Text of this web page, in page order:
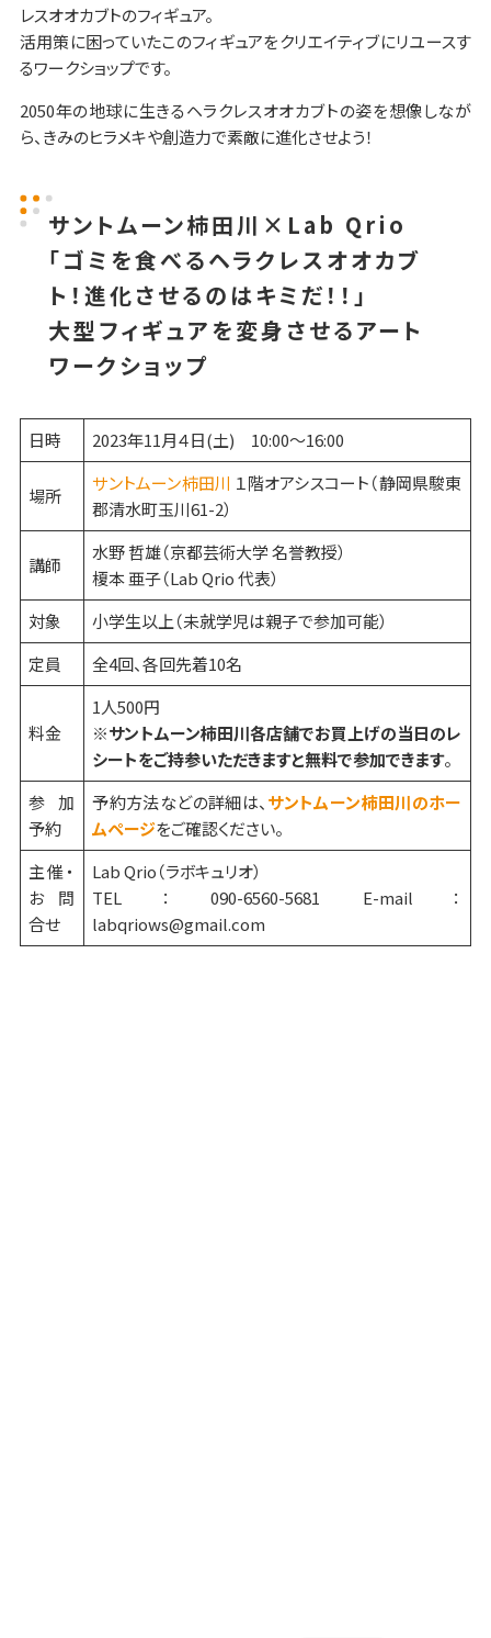
レスオオカブトのフィギュア。
活用策に困っていたこのフィギュアをクリエイティブにリユースす
るワークショップです。
2050年の地球に生きるヘラクレスオオカブトの姿を想像しなが
ら、きみのヒラメキや創造力で素敵に進化させよう！
サントムーン柿田川×Lab Qrio
「ゴミを食べるヘラクレスオオカブ
ト！進化させるのはキミだ！！」
大型フィギュアを変身させるアート
ワークショップ
日時 2023年11月４日(土) 10:00～16:00
場所
サントムーン柿田川 １階オアシスコート（静岡県駿東
郡清水町玉川61-2）
講師
水野 哲雄（京都芸術大学 名誉教授）
榎本 亜子（Lab Qrio 代表）
対象
小学生以上（未就学児は親子で参加可能）
定員
全4回、各回先着10名
料金
1人500円
※サントムーン柿田川各店舗でお買上げの当日のレ
シートをご持参いただきますと無料で参加できます。
参加
予約
予約方法などの詳細は、 サントムーン柿田川のホー
ムページをご確認ください。
主催・
お問
合せ
Lab Qrio（ラボキュリオ）
TEL：090-6560-5681 E-mail：
labqriows@gmail.com